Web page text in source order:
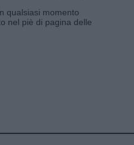
qualsiasi momento
nel piè di pagina delle